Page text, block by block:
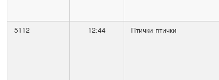
5112 12:44 Птички-птички